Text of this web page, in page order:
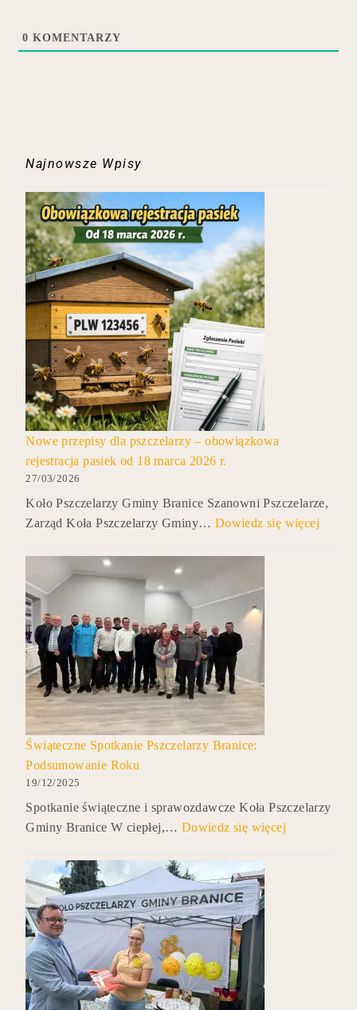
0 KOMENTARZY
Najnowsze Wpisy
Nowe przepisy dla pszczelarzy – obowiązkowa
rejestracja pasiek od 18 marca 2026 r.
27/03/2026
Koło Pszczelarzy Gminy Branice Szanowni Pszczelarze,
Zarząd Koła Pszczelarzy Gminy… Dowiedz się więcej
Świąteczne Spotkanie Pszczelarzy Branice:
Podsumowanie Roku
19/12/2025
Spotkanie świąteczne i sprawozdawcze Koła Pszczelarzy
Gminy Branice W ciepłej,… Dowiedz się więcej